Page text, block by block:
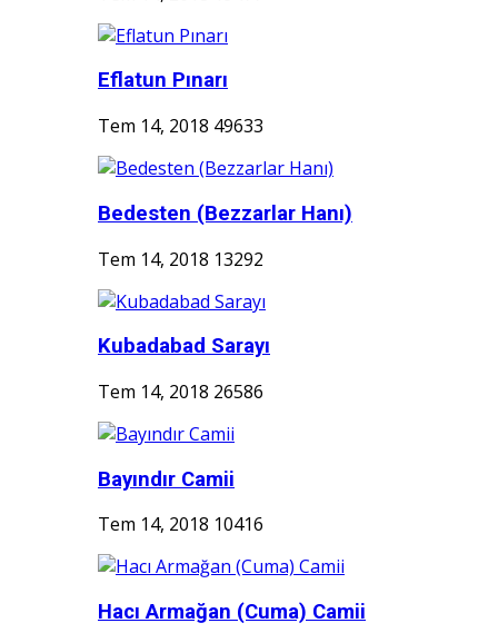
Eflatun Pınarı
Tem 14, 2018 49633
Bedesten (Bezzarlar Hanı)
Tem 14, 2018 13292
Kubadabad Sarayı
Tem 14, 2018 26586
Bayındır Camii
Tem 14, 2018 10416
Hacı Armağan (Cuma) Camii